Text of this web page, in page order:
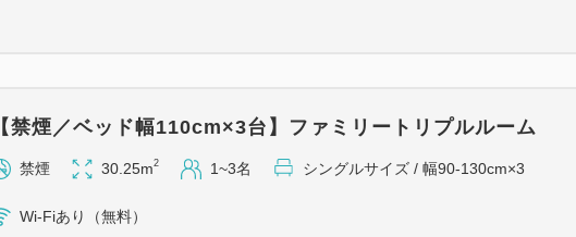
【禁煙／ベッド幅110cm×3台】ファミリートリプルルーム
禁煙 30.25m2 1~3名 シングルサイズ / 幅90-130cm×3
Wi-Fiあり（無料）